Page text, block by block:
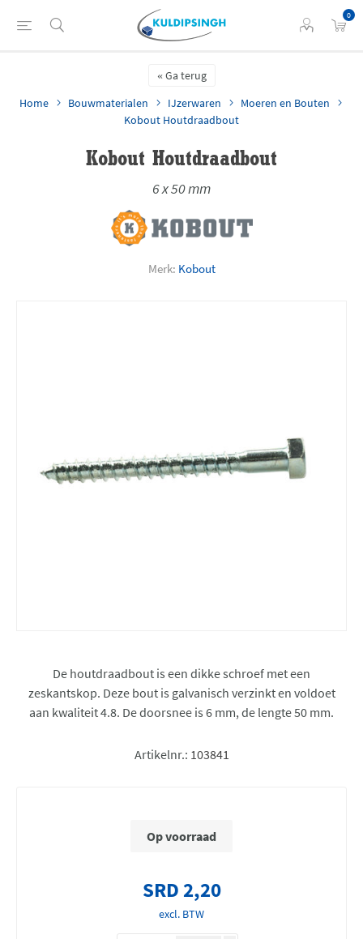
0
Ga terug
Home
Bouwmaterialen IJzerwaren
Moeren en Bouten
Kobout Houtdraadbout
Kobout Houtdraadbout
6 x 50 mm
Merk: Kobout
De houtdraadbout is een dikke schroef met een
zeskantskop. Deze bout is galvanisch verzinkt en voldoet
aan kwaliteit 4.8. De doorsnee is 6 mm, de lengte 50 mm.
Artikelnr.: 103841
Op voorraad
SRD 2,20
excl. BTW